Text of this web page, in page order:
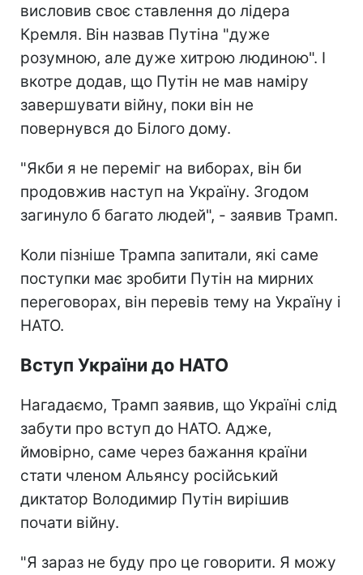
висловив своє ставлення до лідера
Кремля. Він назвав Путіна "дуже
розумною, але дуже хитрою людиною". І
вкотре додав, що Путін не мав наміру
завершувати війну, поки він не
повернувся до Білого дому.
"Якби я не переміг на виборах, він би
продовжив наступ на Україну. Згодом
загинуло б багато людей", - заявив Трамп.
Коли пізніше Трампа запитали, які саме
поступки має зробити Путін на мирних
переговорах, він перевів тему на Україну і
НАТО.
Вступ України до НАТО
Нагадаємо, Трамп заявив, що Україні слід
забути про вступ до НАТО. Адже,
ймовірно, саме через бажання країни
стати членом Альянсу російський
диктатор Володимир Путін вирішив
почати війну.
"Я зараз не буду про це говорити. Я можу